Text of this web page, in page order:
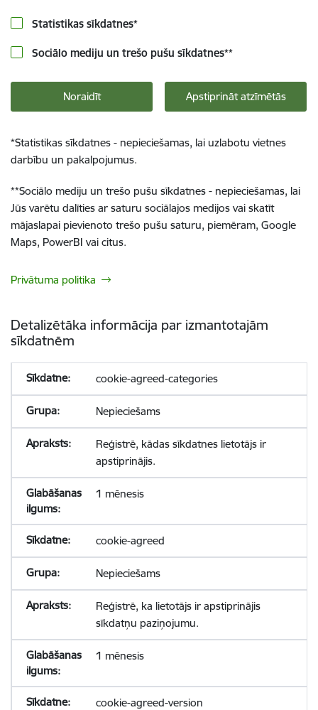
Statistikas sīkdatnes*
Sociālo mediju un trešo pušu sīkdatnes**
Noraidīt Apstiprināt atzīmētās
*Statistikas sīkdatnes - nepieciešamas, lai uzlabotu vietnes
darbību un pakalpojumus.
**Sociālo mediju un trešo pušu sīkdatnes - nepieciešamas, lai
Jūs varētu dalīties ar saturu sociālajos medijos vai skatīt
mājaslapai pievienoto trešo pušu saturu, piemēram, Google
Maps, PowerBI vai citus.
Privātuma politika
Detalizētāka informācija par izmantotajām
sīkdatnēm
cookie-agreed-categories
Nepieciešams
Reģistrē, kādas sīkdatnes lietotājs ir
apstiprinājis.
1 mēnesis
cookie-agreed
Nepieciešams
Reģistrē, ka lietotājs ir apstiprinājis
sīkdatņu paziņojumu.
1 mēnesis
cookie-agreed-version